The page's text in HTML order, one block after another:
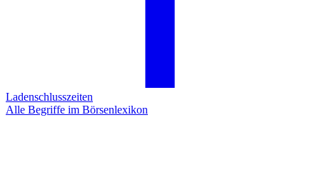
Ladenschlusszeiten
Alle Begriffe im Börsenlexikon